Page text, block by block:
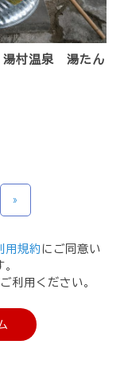
湯村温泉 湯たん
»
用規約 にご同意い
利用ください。